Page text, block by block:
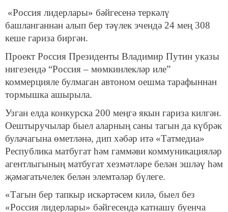
«Россия лидерлары» бәйгесенә теркәлү
башланганнан алып бер тәүлек эчендә 24 мең 308
кеше гариза биргән.
Проект Россия Президенты Владимир Путин указы
нигезендә “Россия – мөмкинлекләр иле”
коммерцияле булмаган автоном оешма тарафыннан
тормышка ашырыла.
Узган елда конкурска 200 меңгә якын гариза килгән.
Оештыручылар быел аларның саны тагын да күбрәк
булачагына өметләнә, дип хәбәр итә «Татмедиа»
Республика матбугат һәм гаммәви коммуникацияләр
агентлыгының матбугат хезмәтләре белән эшләү һәм
җәмәгатьчелек белән элемтәләр бүлеге.
«Тагын бер тапкыр искәртәсем килә, быел без
«Россия лидерлары» бәйгесендә катнашу буенча